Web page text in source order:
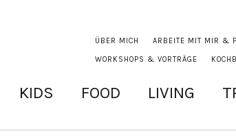
ÜBER MICH ARBEITE MIT MIR &
WORKSHOPS & VORTRÄGE
KIDS FOOD LIVING